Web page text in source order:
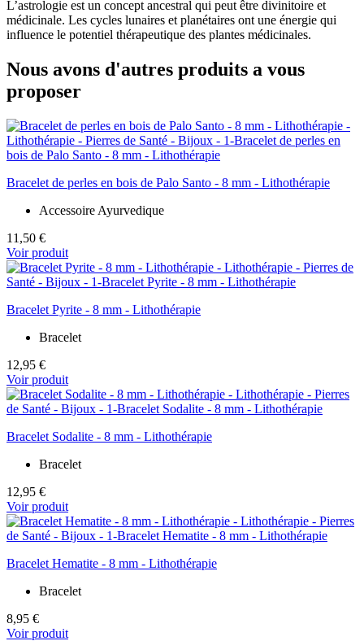
L’astrologie est un concept ancestral qui peut être divinitoire et
médicinale. Les cycles lunaires et planétaires ont une énergie qui
influence le potentiel thérapeutique des plantes médicinales.
Nous avons d'autres produits a vous
proposer
Bracelet de perles en bois de Palo Santo - 8 mm - Lithothérapie
Accessoire Ayurvedique
11,50 €
Voir produit
Bracelet Pyrite - 8 mm - Lithothérapie
Bracelet
12,95 €
Voir produit
Bracelet Sodalite - 8 mm - Lithothérapie
Bracelet
12,95 €
Voir produit
Bracelet Hematite - 8 mm - Lithothérapie
Bracelet
8,95 €
Voir produit